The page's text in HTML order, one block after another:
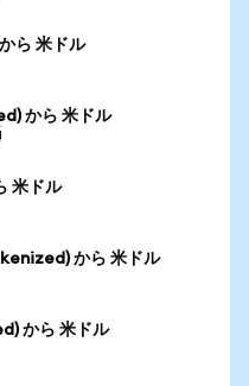
ら 米ドル
から 米ドル
米ドル
から 米ドル
から 米ドル